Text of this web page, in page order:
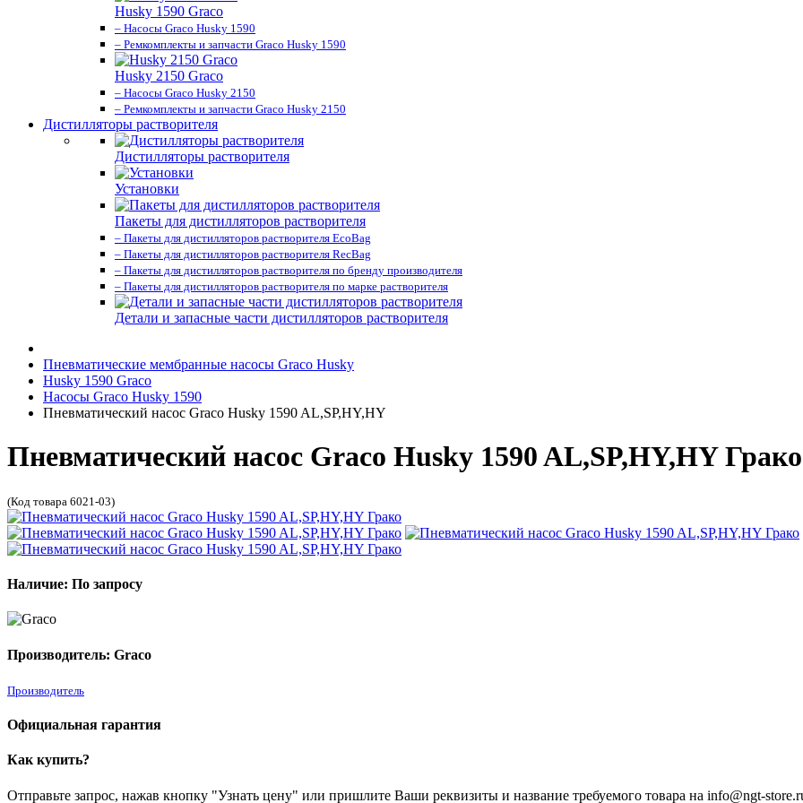
Husky 1590 Graco
– Насосы Graco Husky 1590
– Ремкомплекты и запчасти Graco Husky 1590
Husky 2150 Graco
– Насосы Graco Husky 2150
– Ремкомплекты и запчасти Graco Husky 2150
Дистилляторы растворителя
Дистилляторы растворителя
Установки
Пакеты для дистилляторов растворителя
– Пакеты для дистилляторов растворителя EcoBag
– Пакеты для дистилляторов растворителя RecBag
– Пакеты для дистилляторов растворителя по бренду производителя
– Пакеты для дистилляторов растворителя по марке растворителя
Детали и запасные части дистилляторов растворителя
Пневматические мембранные насосы Graco Husky
Husky 1590 Graco
Насосы Graco Husky 1590
Пневматический насос Graco Husky 1590 AL,SP,HY,HY
Пневматический насос Graco Husky 1590 AL,SP,HY,HY Грако
(Код товара 6021-03)
Наличие: По запросу
Производитель: Graco
Производитель
Официальная гарантия
Как купить?
Отправьте запрос, нажав кнопку "Узнать цену" или пришлите Ваши реквизиты и название требуемого товара на info@ngt-